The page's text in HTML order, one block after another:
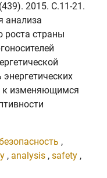
2015. C.11-21.
анализа
роста страны
к изменяющимся
,
, analysis , safety ,